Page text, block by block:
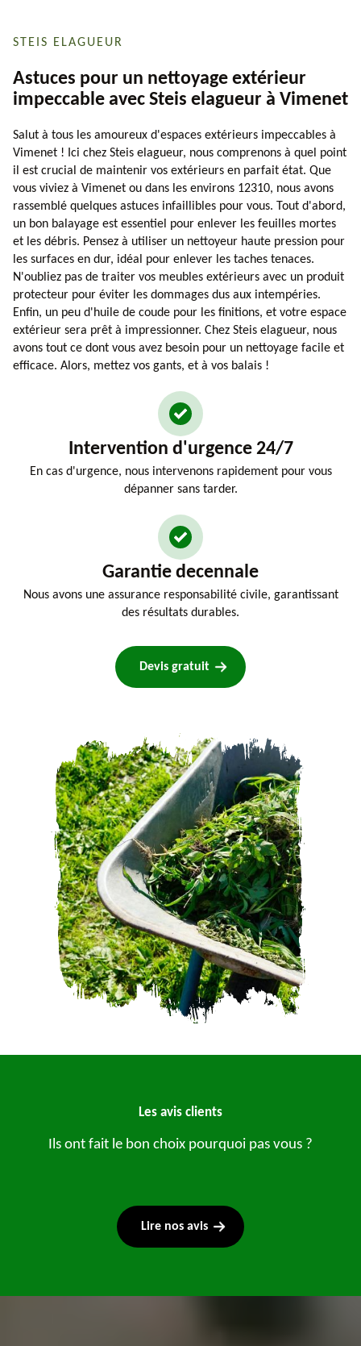
STEIS ELAGUEUR
Astuces pour un nettoyage extérieur
impeccable avec Steis elagueur à Vimenet
Salut à tous les amoureux d'espaces extérieurs impeccables à
Vimenet ! Ici chez Steis elagueur, nous comprenons à quel point
il est crucial de maintenir vos extérieurs en parfait état. Que
vous viviez à Vimenet ou dans les environs 12310, nous avons
rassemblé quelques astuces infaillibles pour vous. Tout d'abord,
un bon balayage est essentiel pour enlever les feuilles mortes
et les débris. Pensez à utiliser un nettoyeur haute pression pour
les surfaces en dur, idéal pour enlever les taches tenaces.
N'oubliez pas de traiter vos meubles extérieurs avec un produit
protecteur pour éviter les dommages dus aux intempéries.
Enfin, un peu d'huile de coude pour les finitions, et votre espace
extérieur sera prêt à impressionner. Chez Steis elagueur, nous
avons tout ce dont vous avez besoin pour un nettoyage facile et
efficace. Alors, mettez vos gants, et à vos balais !
Intervention d'urgence 24/7
En cas d'urgence, nous intervenons rapidement pour vous
dépanner sans tarder.
Garantie decennale
Nous avons une assurance responsabilité civile, garantissant
des résultats durables.
Devis gratuit
Les avis clients
Ils ont fait le bon choix pourquoi pas vous ?
Lire nos avis